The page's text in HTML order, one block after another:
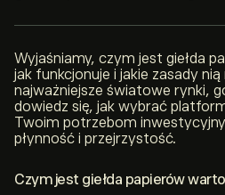
Wyjaśniamy, czym jest giełda
jak funkcjonuje i jakie zasady nią
najważniejsze światowe rynki,
dowiedz się, jak wybrać
Twoim potrzebom
płynność i przejrzystość.
Czym jest giełda papierów